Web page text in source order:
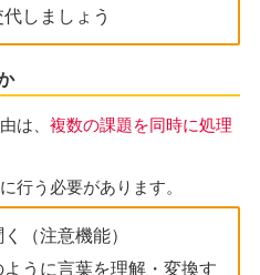
しましょう
は、 複数の課題を同時に処理
行う必要があります。
（注意機能）
ように言葉を理解・変換す